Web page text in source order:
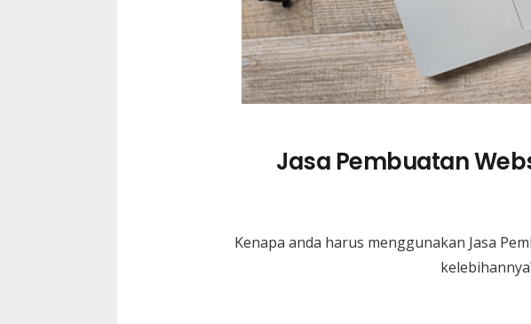
Jasa Pembuatan
Kenapa anda harus menggunakan Jasa